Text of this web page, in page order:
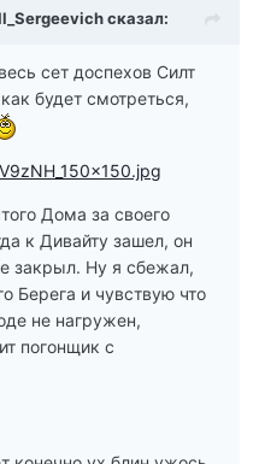
сказал:
сет доспехов Силт
будет смотреться,
Дома за своего
к Дивайту зашел, он
закрыл. Ну я сбежал,
Берега и чувствую что
не нагружен,
погонщик с